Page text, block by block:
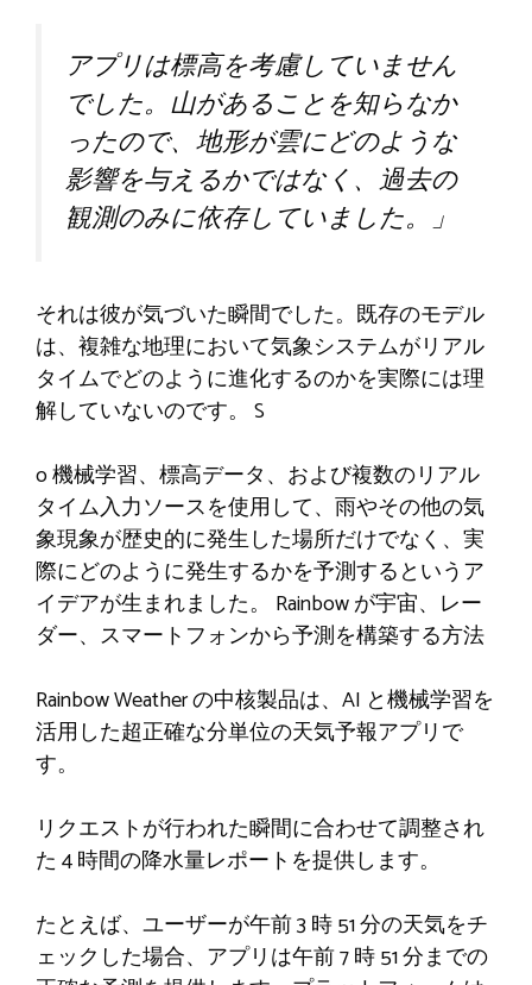
アプリは標高を考慮していません
でした。山があることを知らなか
ったので、地形が雲にどのような
影響を与えるかではなく、過去の
観測のみに依存していました。」
それは彼が気づいた瞬間でした。既存のモデル
は、複雑な地理において気象システムがリアル
タイムでどのように進化するのかを実際には理
解していないのです。 S
o 機械学習、標高データ、および複数のリアル
タイム入力ソースを使用して、雨やその他の気
象現象が歴史的に発生した場所だけでなく、実
際にどのように発生するかを予測するというア
イデアが生まれました。 Rainbow が宇宙、レー
ダー、スマートフォンから予測を構築する方法
Rainbow Weather の中核製品は、AI と機械学習を
活用した超正確な分単位の天気予報アプリで
す。
リクエストが行われた瞬間に合わせて調整され
た 4 時間の降水量レポートを提供します。
たとえば、ユーザーが午前 3 時 51 分の天気をチ
ェックした場合、アプリは午前 7 時 51 分までの